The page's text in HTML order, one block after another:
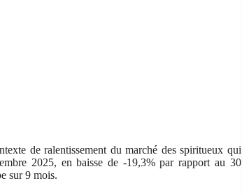
de ralentissement du marché des spiritueux qui
2025, en baisse de -19,3% par rapport au 30
sur 9 mois.